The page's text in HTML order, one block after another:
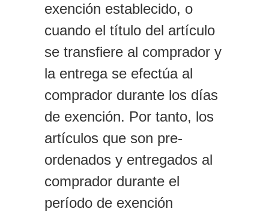
exención establecido, o
cuando el título del artículo
se transfiere al comprador y
la entrega se efectúa al
comprador durante los días
de exención. Por tanto, los
artículos que son pre-
ordenados y entregados al
comprador durante el
período de exención